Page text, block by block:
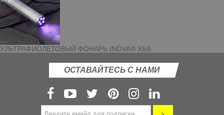
УЛЬТРАФИОЛЕТОВЫЙ ФОНАРЬ INOVA® X5®
ОСТАВАЙТЕСЬ С НАМИ